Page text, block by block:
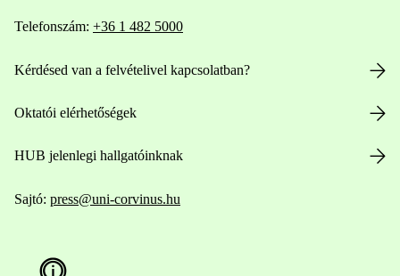
Telefonszám: +36 1 482 5000
Kérdésed van a felvételivel kapcsolatban?
Oktatói elérhetőségek
HUB jelenlegi hallgatóinknak
Sajtó: press@uni-corvinus.hu